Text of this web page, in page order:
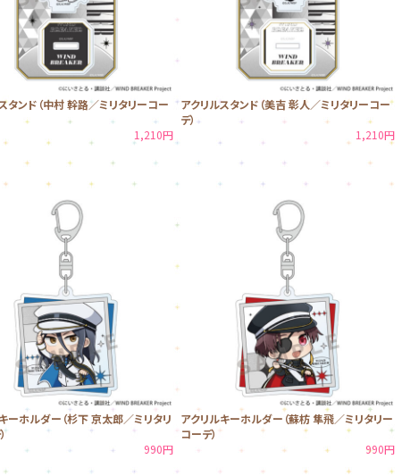
タンド（中村 幹路／ミリタリーコー
1,210円
アクリルスタンド（美吉 彰人／ミリタリーコー
デ）
1,210円
ーホルダー（杉下 京太郎／ミリタリ
990円
アクリルキーホルダー（蘇枋 隼飛／ミリタリー
コーデ）
990円